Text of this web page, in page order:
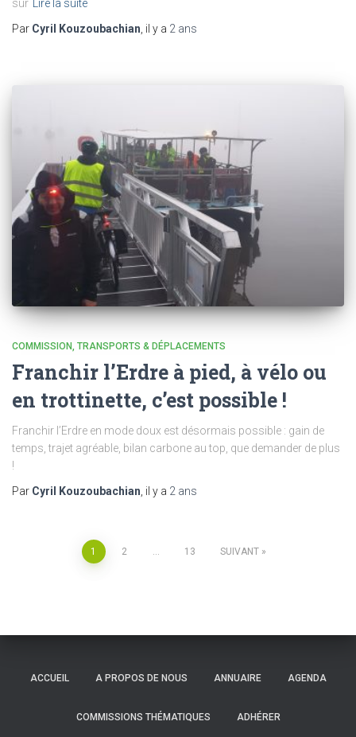
sur Lire la suite
Par Cyril Kouzoubachian , il y a 2 ans
COMMISSION TRANSPORTS & DÉPLACEMENTS
Franchir l’Erdre à pied, à vélo ou
en trottinette, c’est possible !
Franchir l’Erdre en mode doux est désormais possible : gain de
temps, trajet agréable, bilan carbone au top, que demander de plus
!
Par Cyril Kouzoubachian , il y a 2 ans
Pagination
1 2 13 SUIVANT
ACCUEIL A PROPOS DE NOUS ANNUAIRE AGENDA
COMMISSIONS THÉMATIQUES ADHÉRER